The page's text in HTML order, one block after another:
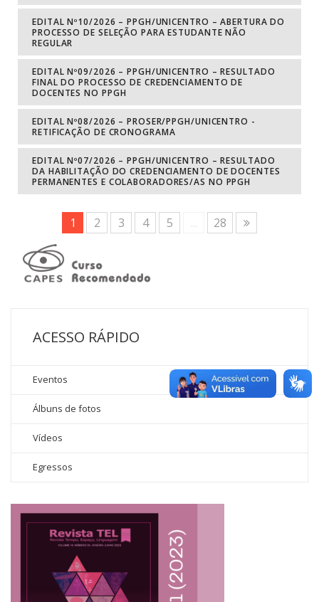
EDITAL Nº10/2026 – PPGH/UNICENTRO – ABERTURA DO
PROCESSO DE SELEÇÃO PARA ESTUDANTE NÃO
REGULAR
EDITAL Nº09/2026 – PPGH/UNICENTRO – RESULTADO
FINAL DO PROCESSO DE CREDENCIAMENTO DE
DOCENTES NO PPGH
EDITAL Nº08/2026 – PROSER/PPGH/UNICENTRO -
RETIFICAÇÃO DE CRONOGRAMA
EDITAL Nº07/2026 – PPGH/UNICENTRO – RESULTADO
DA HABILITAÇÃO DO CREDENCIAMENTO DE DOCENTES
PERMANENTES E COLABORADORES/AS NO PPGH
1 2 3 4 5 ... 28
ACESSO RÁPIDO
Eventos
Álbuns de fotos
Vídeos
Egressos